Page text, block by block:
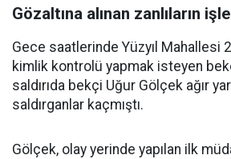
Gözaltına alınan zanlıların
Gece saatlerinde Yüzyıl Mahallesi
kimlik kontrolü yapmak isteyen
saldırıda bekçi Uğur Gölçek ağır
saldırganlar kaçmıştı.
Gölçek, olay yerinde yapılan ilk